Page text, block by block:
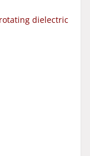
dielectric